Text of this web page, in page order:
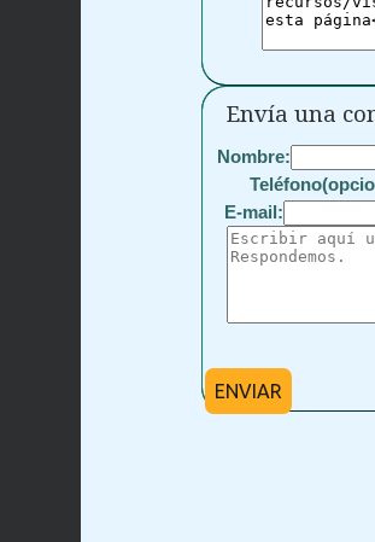
Envía una
Nombre:
E-mail:
ENVIAR